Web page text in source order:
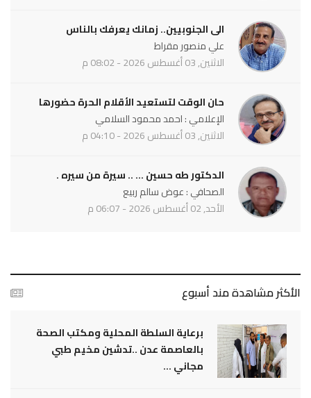
الى الجنوبيين.. زمانك يعرفك بالناس
علي منصور مقراط
الاثنين, 03 أغسطس 2026 - 08:02 م
حان الوقت لتستعيد الأقلام الحرة حضورها
الإعلامي : احمد محمود السلامي
الاثنين, 03 أغسطس 2026 - 04:10 م
الدكتور طه حسين ... .. سيرة من سيره .
الصحافي : عوض سالم ربيع
الأحد, 02 أغسطس 2026 - 06:07 م
الأكثر مشاهدة مند أسبوع
برعاية السلطة المحلية ومكتب الصحة
بالعاصمة عدن ..تدشين مخيم طبي
مجاني ...